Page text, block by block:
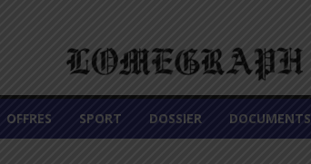
OFFRES SPORT DOSSIER DOCUMENTS